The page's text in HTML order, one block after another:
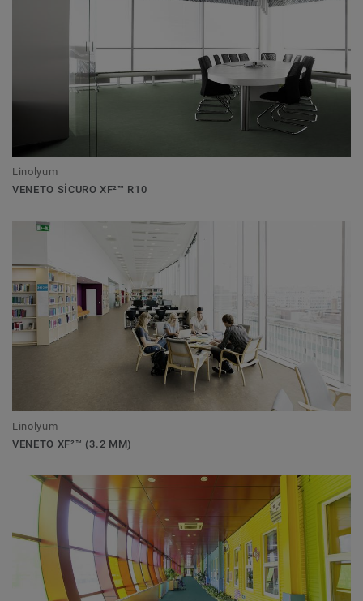
Linolyum
VENETO SICURO XF²™ R10
Linolyum
VENETO XF²™ (3.2 MM)